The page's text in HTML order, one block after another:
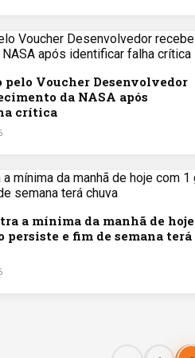
pelo Voucher Desenvolvedor
da NASA após
crítica
a mínima da manhã de hoje
persiste e fim de semana terá